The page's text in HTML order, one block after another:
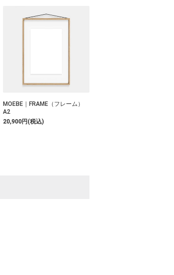
MOEBE｜FRAME（フレーム）
A2
20,900円(税込)